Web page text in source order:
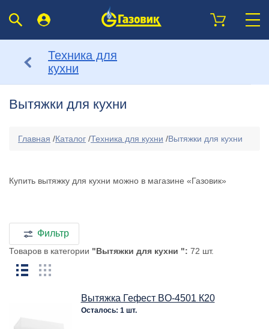
Техника для
кухни
Вытяжки для кухни
Главная /Каталог /Техника для кухни /Вытяжки для кухни
Купить вытяжку для кухни можно в магазине «Газовик»
Фильтр
Товаров в категории "Вытяжки для кухни ": 72 шт.
Вытяжка Гефест BO-4501 К20
Осталось: 1 шт.